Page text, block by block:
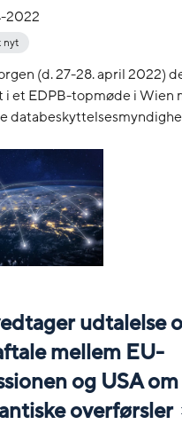
2022
nyt
(d. 27-28. april 2022)
i et EDPB-topmøde i Wien
udtalelse
mellem EU-
og USA om
overførsler